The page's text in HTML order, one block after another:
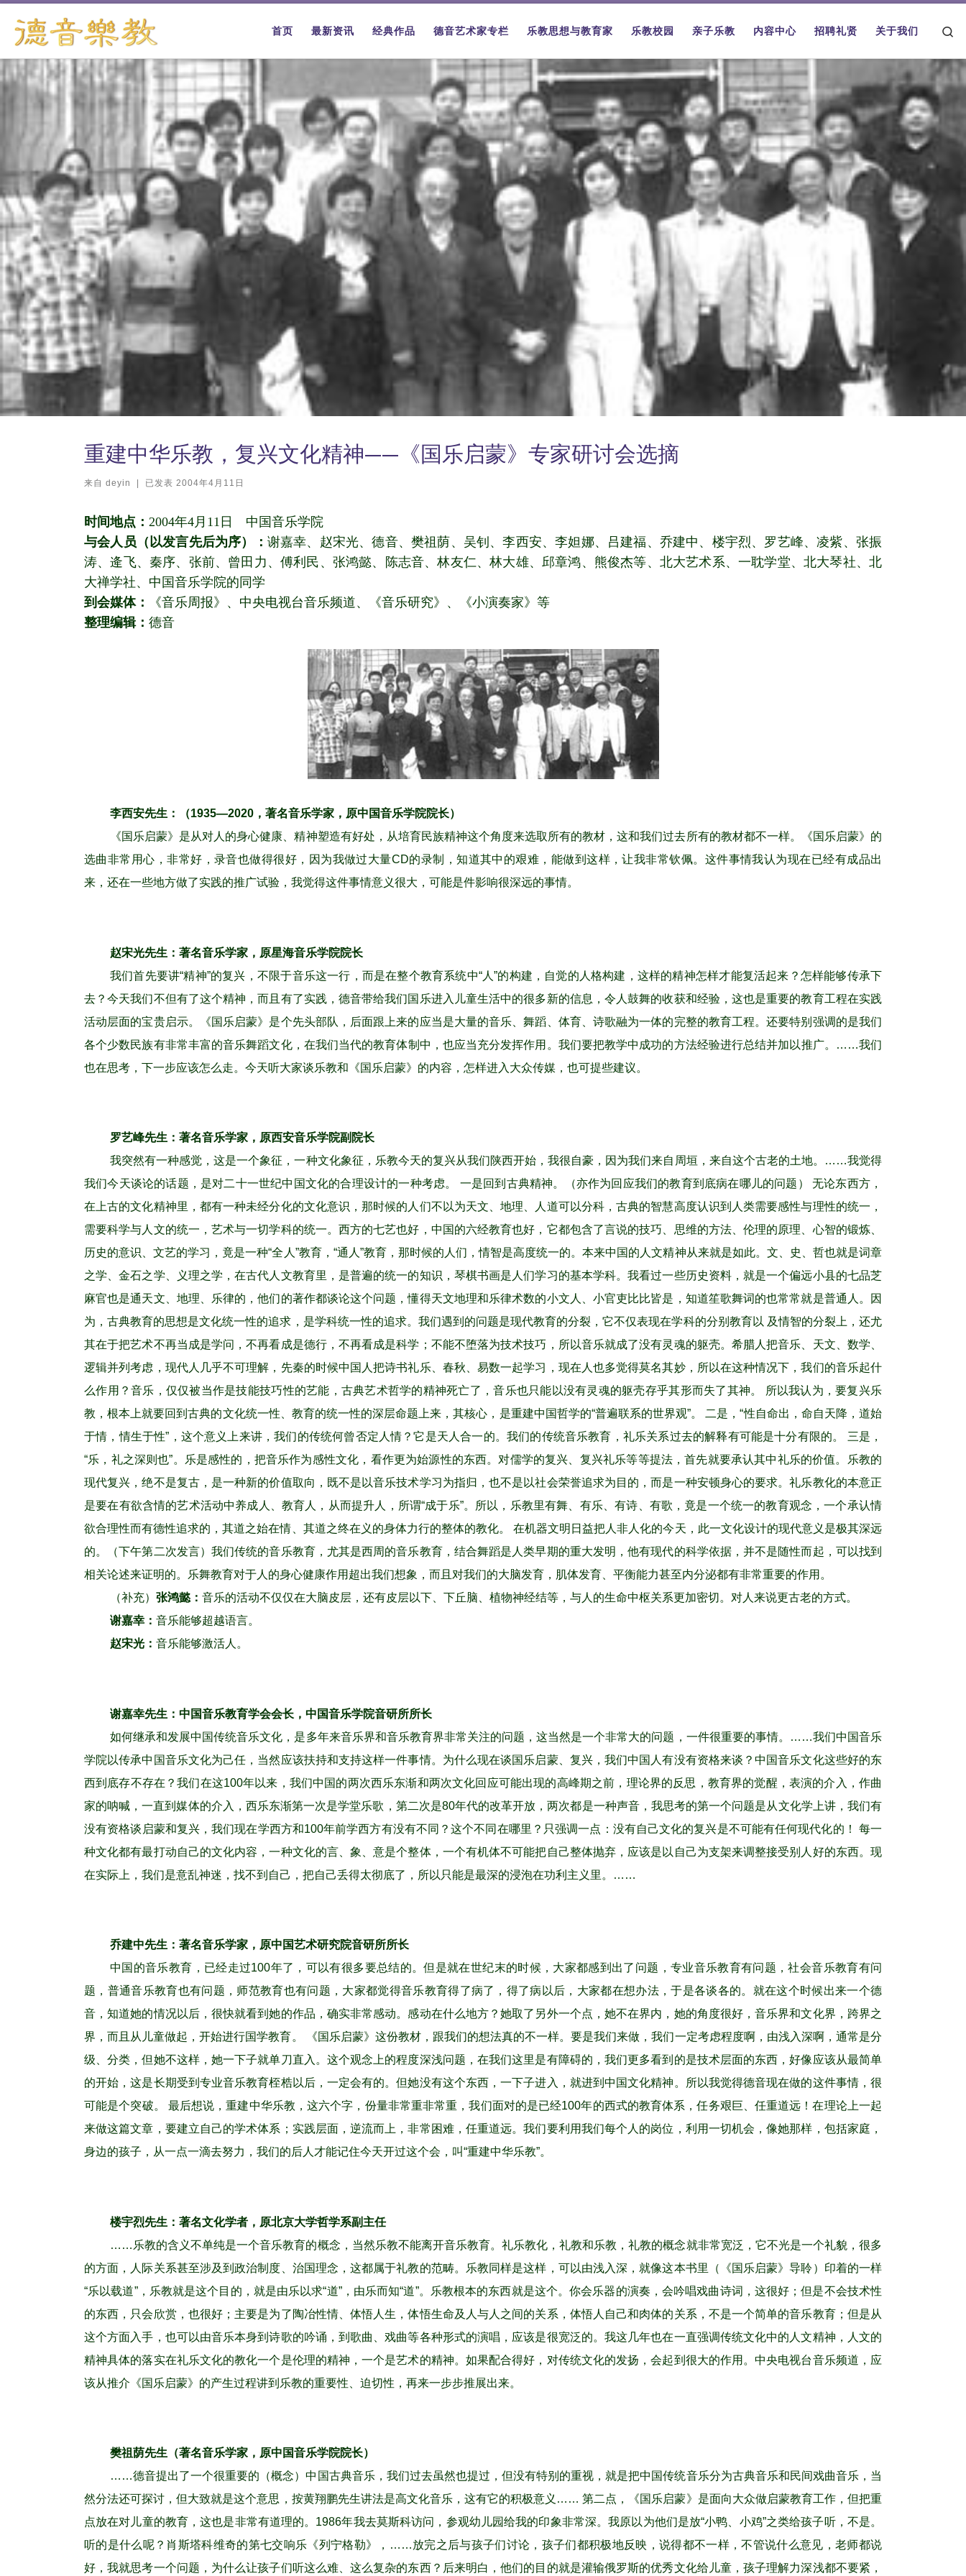
跳转到内容
首页 最新资讯 经典作品 德音艺术家专栏 乐教思想与教育家 乐教校园 亲子乐教 内容中心 招聘礼贤 关于我们
重建中华乐教，复兴文化精神——《国乐启蒙》专家研讨会选摘
来自 deyin 已发表 2004年4月11日
时间地点： 2004年4月11日 中国音乐学院
与会人员（以发言先后为序）： 谢嘉幸、赵宋光、德音、樊祖荫、吴钊、李西安、李妲娜、吕建福、乔建中、楼宇烈、罗艺峰、凌紫、张振
涛、逄飞、秦序、张前、曾田力、傅利民、张鸿懿、陈志音、林友仁、林大雄、邱章鸿、熊俊杰等、北大艺术系、一耽学堂、北大琴社、北
大禅学社、中国音乐学院的同学
到会媒体：
《音乐周报》、中央电视台音乐频道、《音乐研究》、《小演奏家》等
整理编辑： 德音
李西安先生：（1935—2020，著名音乐学家，原中国音乐学院院长）
《国乐启蒙》是从对人的身心健康、精神塑造有好处，从培育民族精神这个角度来选取所有的教材，这和我们过去所有的教材都不一样。《国乐启蒙》的
选曲非常用心，非常好，录音也做得很好，因为我做过大量CD的录制，知道其中的艰难，能做到这样，让我非常钦佩。这件事情我认为现在已经有成品出
来，还在一些地方做了实践的推广试验，我觉得这件事情意义很大，可能是件影响很深远的事情。
赵宋光先生：著名音乐学家，原星海音乐学院院长
我们首先要讲“精神”的复兴，不限于音乐这一行，而是在整个教育系统中“人”的构建，自觉的人格构建，这样的精神怎样才能复活起来？怎样能够传承下
去？今天我们不但有了这个精神，而且有了实践，德音带给我们国乐进入儿童生活中的很多新的信息，令人鼓舞的收获和经验，这也是重要的教育工程在实践
活动层面的宝贵启示。《国乐启蒙》是个先头部队，后面跟上来的应当是大量的音乐、舞蹈、体育、诗歌融为一体的完整的教育工程。还要特别强调的是我们
各个少数民族有非常丰富的音乐舞蹈文化，在我们当代的教育体制中，也应当充分发挥作用。我们要把教学中成功的方法经验进行总结并加以推广。……我们
也在思考，下一步应该怎么走。今天听大家谈乐教和《国乐启蒙》的内容，怎样进入大众传媒，也可提些建议。
罗艺峰先生：著名音乐学家，原西安音乐学院副院长
我突然有一种感觉，这是一个象征，一种文化象征，乐教今天的复兴从我们陕西开始，我很自豪，因为我们来自周垣，来自这个古老的土地。……我觉得
我们今天谈论的话题，是对二十一世纪中国文化的合理设计的一种考虑。 一是回到古典精神。（亦作为回应我们的教育到底病在哪儿的问题） 无论东西方，
在上古的文化精神里，都有一种未经分化的文化意识，那时候的人们不以为天文、地理、人道可以分科，古典的智慧高度认识到人类需要感性与理性的统一，
需要科学与人文的统一，艺术与一切学科的统一。西方的七艺也好，中国的六经教育也好，它都包含了言说的技巧、思维的方法、伦理的原理、心智的锻炼、
历史的意识、文艺的学习，竟是一种“全人”教育，“通人”教育，那时候的人们，情智是高度统一的。本来中国的人文精神从来就是如此。文、史、哲也就是词章
之学、金石之学、义理之学，在古代人文教育里，是普遍的统一的知识，琴棋书画是人们学习的基本学科。我看过一些历史资料，就是一个偏远小县的七品芝
麻官也是通天文、地理、乐律的，他们的著作都谈论这个问题，懂得天文地理和乐律术数的小文人、小官吏比比皆是，知道笙歌舞词的也常常就是普通人。因
为，古典教育的思想是文化统一性的追求，是学科统一性的追求。我们遇到的问题是现代教育的分裂，它不仅表现在学科的分别教育以 及情智的分裂上，还尤
其在于把艺术不再当成是学问，不再看成是德行，不再看成是科学；不能不堕落为技术技巧，所以音乐就成了没有灵魂的躯壳。希腊人把音乐、天文、数学、
逻辑并列考虑，现代人几乎不可理解，先秦的时候中国人把诗书礼乐、春秋、易数一起学习，现在人也多觉得莫名其妙，所以在这种情况下，我们的音乐起什
么作用？音乐，仅仅被当作是技能技巧性的艺能，古典艺术哲学的精神死亡了，音乐也只能以没有灵魂的躯壳存乎其形而失了其神。 所以我认为，要复兴乐
教，根本上就要回到古典的文化统一性、教育的统一性的深层命题上来，其核心，是重建中国哲学的“普遍联系的世界观”。 二是，“性自命出，命自天降，道始
于情，情生于性”，这个意义上来讲，我们的传统何曾否定人情？它是天人合一的。我们的传统音乐教育，礼乐关系过去的解释有可能是十分有限的。 三是，
“乐，礼之深则也”。乐是感性的，把音乐作为感性文化，看作更为始源性的东西。对儒学的复兴、复兴礼乐等等提法，首先就要承认其中礼乐的价值。乐教的
现代复兴，绝不是复古，是一种新的价值取向，既不是以音乐技术学习为指归，也不是以社会荣誉追求为目的，而是一种安顿身心的要求。礼乐教化的本意正
是要在有欲含情的艺术活动中养成人、教育人，从而提升人，所谓“成于乐”。所以，乐教里有舞、有乐、有诗、有歌，竟是一个统一的教育观念，一个承认情
欲合理性而有德性追求的，其道之始在情、其道之终在义的身体力行的整体的教化。 在机器文明日益把人非人化的今天，此一文化设计的现代意义是极其深远
的。（下午第二次发言）我们传统的音乐教育，尤其是西周的音乐教育，结合舞蹈是人类早期的重大发明，他有现代的科学依据，并不是随性而起，可以找到
相关论述来证明的。乐舞教育对于人的身心健康作用超出我们想象，而且对我们的大脑发育，肌体发育、平衡能力甚至内分泌都有非常重要的作用。
（补充） 张鸿懿： 音乐的活动不仅仅在大脑皮层，还有皮层以下、下丘脑、植物神经结等，与人的生命中枢关系更加密切。对人来说更古老的方式。
谢嘉幸： 音乐能够超越语言。
赵宋光： 音乐能够激活人。
谢嘉幸先生：中国音乐教育学会会长，中国音乐学院音研所所长
如何继承和发展中国传统音乐文化，是多年来音乐界和音乐教育界非常关注的问题，这当然是一个非常大的问题，一件很重要的事情。……我们中国音乐
学院以传承中国音乐文化为己任，当然应该扶持和支持这样一件事情。为什么现在谈国乐启蒙、复兴，我们中国人有没有资格来谈？中国音乐文化这些好的东
西到底存不存在？我们在这100年以来，我们中国的两次西乐东渐和两次文化回应可能出现的高峰期之前，理论界的反思，教育界的觉醒，表演的介入，作曲
家的呐喊，一直到媒体的介入，西乐东渐第一次是学堂乐歌，第二次是80年代的改革开放，两次都是一种声音，我思考的第一个问题是从文化学上讲，我们有
没有资格谈启蒙和复兴，我们现在学西方和100年前学西方有没有不同？这个不同在哪里？只强调一点：没有自己文化的复兴是不可能有任何现代化的！ 每一
种文化都有最打动自己的文化内容，一种文化的言、象、意是个整体，一个有机体不可能把自己整体抛弃，应该是以自己为支架来调整接受别人好的东西。现
在实际上，我们是意乱神迷，找不到自己，把自己丢得太彻底了，所以只能是最深的浸泡在功利主义里。……
乔建中先生：著名音乐学家，原中国艺术研究院音研所所长
中国的音乐教育，已经走过100年了，可以有很多要总结的。但是就在世纪末的时候，大家都感到出了问题，专业音乐教育有问题，社会音乐教育有问
题，普通音乐教育也有问题，师范教育也有问题，大家都觉得音乐教育得了病了，得了病以后，大家都在想办法，于是各谈各的。就在这个时候出来一个德
音，知道她的情况以后，很快就看到她的作品，确实非常感动。感动在什么地方？她取了另外一个点，她不在界内，她的角度很好，音乐界和文化界，跨界之
界，而且从儿童做起，开始进行国学教育。 《国乐启蒙》这份教材，跟我们的想法真的不一样。要是我们来做，我们一定考虑程度啊，由浅入深啊，通常是分
级、分类，但她不这样，她一下子就单刀直入。这个观念上的程度深浅问题，在我们这里是有障碍的，我们更多看到的是技术层面的东西，好像应该从最简单
的开始，这是长期受到专业音乐教育桎梏以后，一定会有的。但她没有这个东西，一下子进入，就进到中国文化精神。所以我觉得德音现在做的这件事情，很
可能是个突破。 最后想说，重建中华乐教，这六个字，份量非常重非常重，我们面对的是已经100年的西式的教育体系，任务艰巨、任重道远！在理论上一起
来做这篇文章，要建立自己的学术体系；实践层面，逆流而上，非常困难，任重道远。我们要利用我们每个人的岗位，利用一切机会，像她那样，包括家庭，
身边的孩子，从一点一滴去努力，我们的后人才能记住今天开过这个会，叫“重建中华乐教”。
楼宇烈先生：著名文化学者，原北京大学哲学系副主任
……乐教的含义不单纯是一个音乐教育的概念，当然乐教不能离开音乐教育。礼乐教化，礼教和乐教，礼教的概念就非常宽泛，它不光是一个礼貌，很多
的方面，人际关系甚至涉及到政治制度、治国理念，这都属于礼教的范畴。乐教同样是这样，可以由浅入深，就像这本书里（《国乐启蒙》导聆）印着的一样
“乐以载道”，乐教就是这个目的，就是由乐以求“道”，由乐而知“道”。乐教根本的东西就是这个。你会乐器的演奏，会吟唱戏曲诗词，这很好；但是不会技术性
的东西，只会欣赏，也很好；主要是为了陶冶性情、体悟人生，体悟生命及人与人之间的关系，体悟人自己和肉体的关系，不是一个简单的音乐教育；但是从
这个方面入手，也可以由音乐本身到诗歌的吟诵，到歌曲、戏曲等各种形式的演唱，应该是很宽泛的。我这几年也在一直强调传统文化中的人文精神，人文的
精神具体的落实在礼乐文化的教化一个是伦理的精神，一个是艺术的精神。如果配合得好，对传统文化的发扬，会起到很大的作用。中央电视台音乐频道，应
该从推介《国乐启蒙》的产生过程讲到乐教的重要性、迫切性，再来一步步推展出来。
樊祖荫先生（著名音乐学家，原中国音乐学院院长）
……德音提出了一个很重要的（概念）中国古典音乐，我们过去虽然也提过，但没有特别的重视，就是把中国传统音乐分为古典音乐和民间戏曲音乐，当
然分法还可探讨，但大致就是这个意思，按黄翔鹏先生讲法是高文化音乐，这有它的积极意义…… 第二点，《国乐启蒙》是面向大众做启蒙教育工作，但把重
点放在对儿童的教育，这也是非常有道理的。1986年我去莫斯科访问，参观幼儿园给我的印象非常深。我原以为他们是放“小鸭、小鸡”之类给孩子听，不是。
听的是什么呢？肖斯塔科维奇的第七交响乐《列宁格勒》，……放完之后与孩子们讨论，孩子们都积极地反映，说得都不一样，不管说什么意见，老师都说
好，我就思考一个问题，为什么让孩子们听这么难、这么复杂的东西？后来明白，他们的目的就是灌输俄罗斯的优秀文化给儿童，孩子理解力深浅都不要紧，